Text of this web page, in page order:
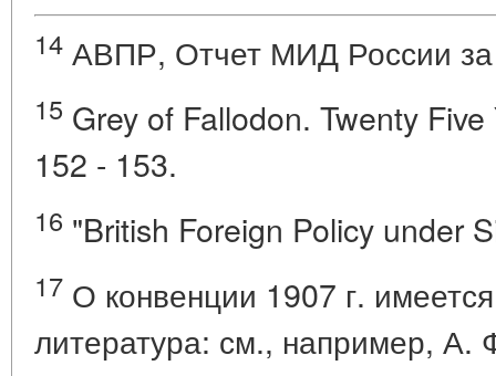
14 АВПР, Отчет МИД России
15 Grey of Fallodon. Twenty
152 - 153.
16 "British Foreign Policy under
17 О конвенции 1907 г.
литература: см., например, А.